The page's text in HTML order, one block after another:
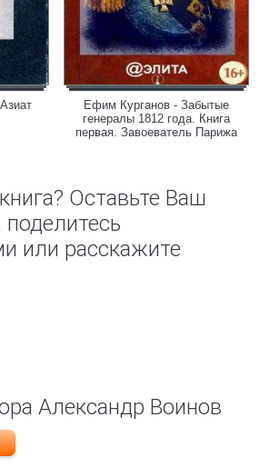
Ефим Курганов - Забытые
генералы 1812 года. Книга
первая. Завоеватель Парижа
Оставьте Ваш
или расскажите
Александр Воинов